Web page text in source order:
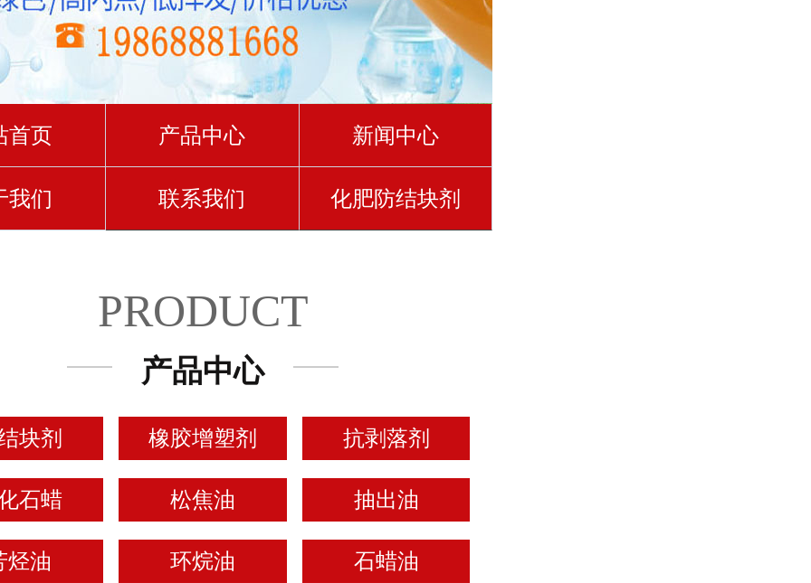
首页 产品中心 新闻中心
我们 联系我们 化肥防结块剂
PRODUCT
产品中心
块剂 橡胶增塑剂 抗剥落剂
石蜡 松焦油 抽出油
烃油 环烷油 石蜡油